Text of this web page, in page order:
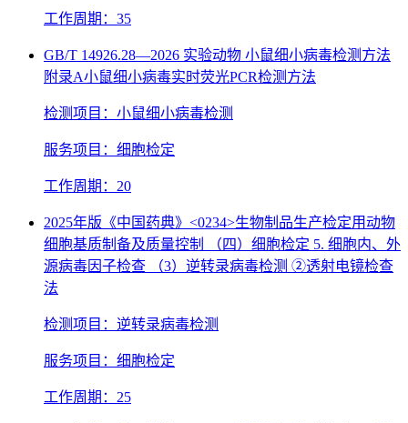
工作周期：35
GB/T 14926.28—2026 实验动物 小鼠细小病毒检测方法
附录A小鼠细小病毒实时荧光PCR检测方法
检测项目：小鼠细小病毒检测
服务项目：细胞检定
工作周期：20
2025年版《中国药典》<0234>生物制品生产检定用动物
细胞基质制备及质量控制 （四）细胞检定 5. 细胞内、外
源病毒因子检查 （3）逆转录病毒检测 ②透射电镜检查
法
检测项目：逆转录病毒检测
服务项目：细胞检定
工作周期：25